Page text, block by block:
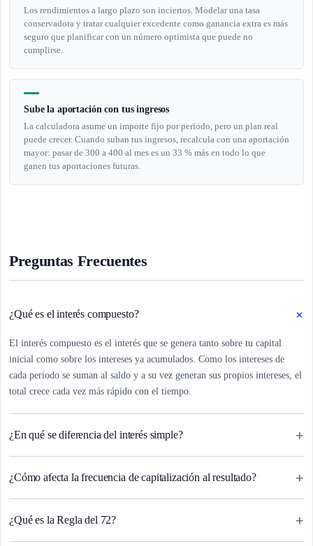
Los rendimientos a largo plazo son inciertos. Modelar una tasa
conservadora y tratar cualquier excedente como ganancia extra es más
seguro que planificar con un número optimista que puede no
cumplirse.
Sube la aportación con tus ingresos
La calculadora asume un importe fijo por periodo, pero un plan real
puede crecer. Cuando suban tus ingresos, recalcula con una aportación
mayor: pasar de 300 a 400 al mes es un 33 % más en todo lo que
ganen tus aportaciones futuras.
Preguntas Frecuentes
¿Qué es el interés compuesto? +
El interés compuesto es el interés que se genera tanto sobre tu capital
inicial como sobre los intereses ya acumulados. Como los intereses de
cada periodo se suman al saldo y a su vez generan sus propios intereses, el
total crece cada vez más rápido con el tiempo.
¿En qué se diferencia del interés simple? +
¿Cómo afecta la frecuencia de capitalización al resultado? +
¿Qué es la Regla del 72? +